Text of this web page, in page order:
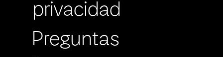
privacidad
Preguntas